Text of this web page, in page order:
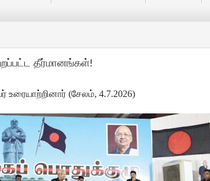
தீர்மானங்கள்!
உரையாற்றினார் (சேலம், 4.7.2026)